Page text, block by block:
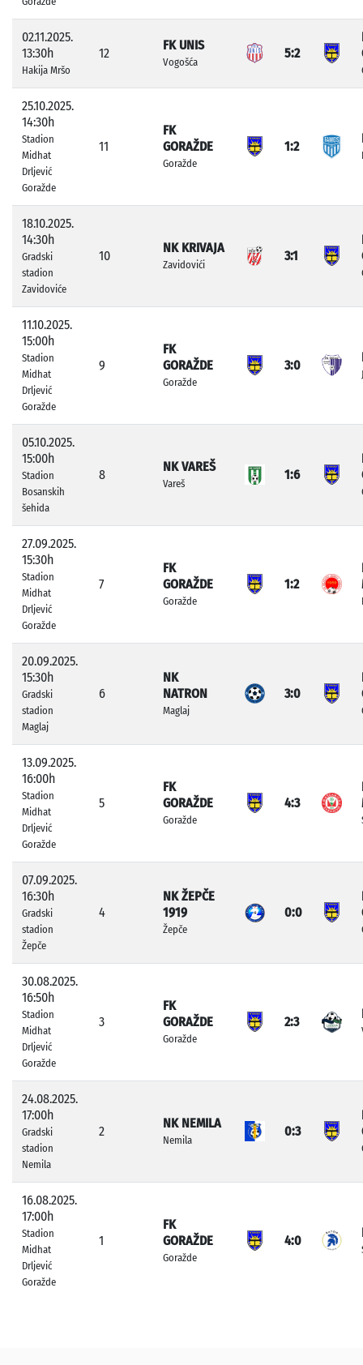
02.11.2025.
13:30h
Hakija Mršo
12
FK UNIS
Vogošća
5:2
25.10.2025.
14:30h
Stadion
Midhat
Drljević
Goražde
11
FK
GORAŽDE
Goražde
1:2
18.10.2025.
14:30h
Gradski
stadion
Zavidoviće
10
NK KRIVAJA
Zavidovići
3:1
11.10.2025.
15:00h
Stadion
Midhat
Drljević
Goražde
9
FK
GORAŽDE
Goražde
3:0
05.10.2025.
15:00h
Stadion
Bosanskih
šehida
8
NK VAREŠ
Vareš
1:6
27.09.2025.
15:30h
Stadion
Midhat
Drljević
Goražde
7
FK
GORAŽDE
Goražde
1:2
20.09.2025.
15:30h
Gradski
stadion
Maglaj
6
NK
NATRON
Maglaj
3:0
13.09.2025.
16:00h
Stadion
Midhat
Drljević
Goražde
5
FK
GORAŽDE
Goražde
4:3
07.09.2025.
16:30h
Gradski
stadion
Žepče
4
NK ŽEPČE
1919
Žepče
0:0
30.08.2025.
16:50h
Stadion
Midhat
Drljević
Goražde
3
FK
GORAŽDE
Goražde
2:3
24.08.2025.
17:00h
Gradski
stadion
Nemila
2
NK NEMILA
Nemila
0:3
16.08.2025.
17:00h
Stadion
Midhat
Drljević
Goražde
1
FK
GORAŽDE
Goražde
4:0